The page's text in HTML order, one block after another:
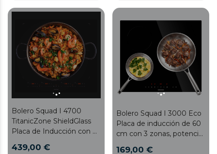
Bolero Squad I 4700
TitanicZone ShieldGlass
Placa de Inducción con 4
7400W, Touch Slider
439,00 €
Bolero Squad I 3000 Eco
Placa de inducción de 60
cm con 3 zonas, potencia
169,00 €